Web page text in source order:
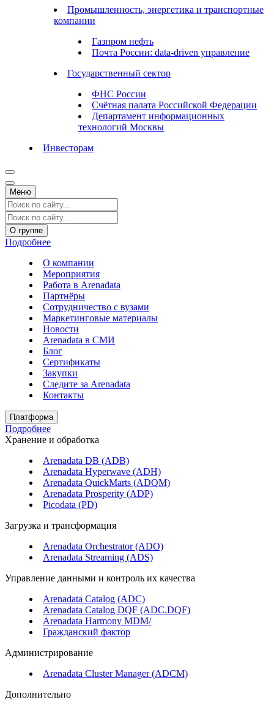
Промышленность, энергетика и транспортные
компании
Газпром нефть
Почта России: data-driven управление
Государственный сектор
ФНС России
Счётная палата Российской Федерации
Департамент информационных
технологий Москвы
Инвесторам
Меню
О группе
Подробнее
О компании
Мероприятия
Работа в Arenadata
Партнёры
Сотрудничество с вузами
Маркетинговые материалы
Новости
Arenadata в СМИ
Блог
Сертификаты
Закупки
Следите за Аrenadata
Контакты
Платформа
Подробнее
Хранение и обработка
Arenadata DB (ADB)
Arenadata Hyperwave (ADH)
Arenadata QuickMarts (ADQM)
Arenadata Prosperity (ADP)
Picodata (PD)
Загрузка и трансформация
Arenadata Orchestrator (ADO)
Arenadata Streaming (ADS)
Управление данными и контроль их качества
Arenadata Catalog (ADC)
Arenadata Catalog DQF (ADС.DQF)
Arenadata Harmony MDM/
Гражданский фактор
Администрирование
Arenadata Cluster Manager (ADCM)
Дополнительно